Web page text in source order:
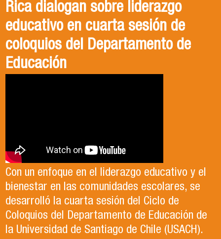
Rica dialogan sobre liderazgo
educativo en cuarta sesión de
coloquios del Departamento de
Educación
Con un enfoque en el liderazgo educativo y el
bienestar en las comunidades escolares, se
desarrolló la cuarta sesión del Ciclo de
Coloquios del Departamento de Educación de
la Universidad de Santiago de Chile (USACH).